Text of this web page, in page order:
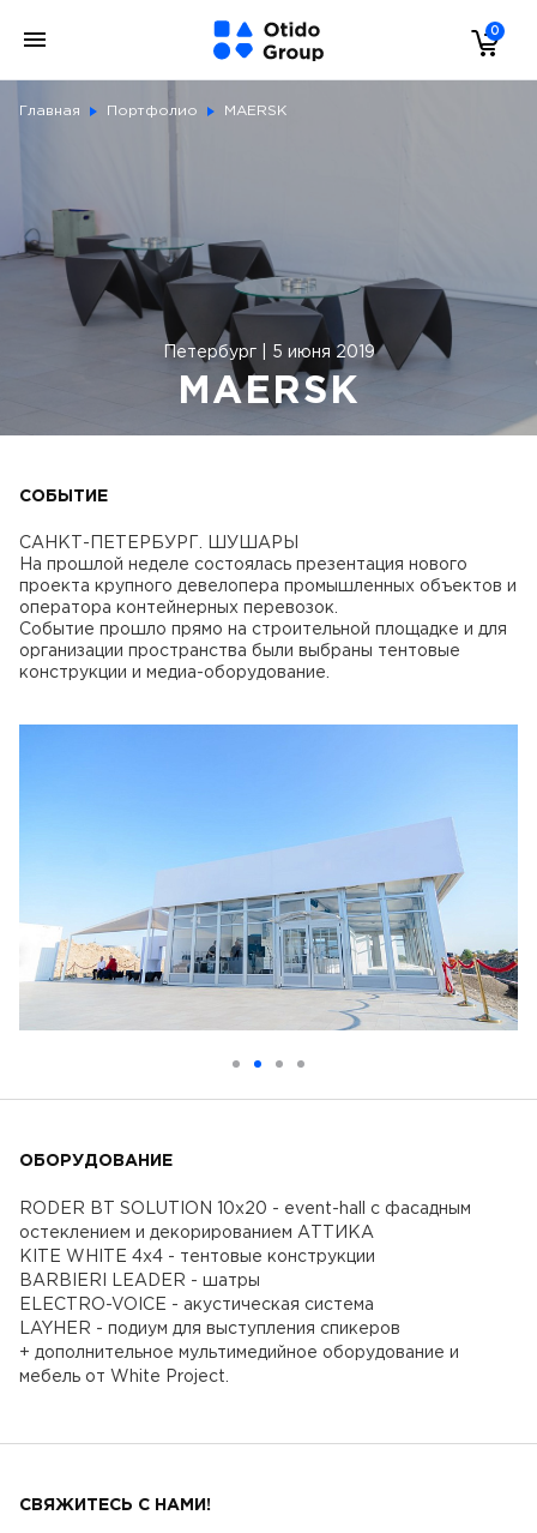
0
Главная Портфолио MAERSK
Петербург | 5 июня 2019
MAERSK
СОБЫТИЕ
САНКТ-ПЕТЕРБУРГ. ШУШАРЫ
На прошлой неделе состоялась презентация нового
проекта крупного девелопера промышленных объектов и
оператора контейнерных перевозок.
Событие прошло прямо на строительной площадке и для
организации пространства были выбраны тентовые
конструкции и медиа-оборудование.
ОБОРУДОВАНИЕ
RODER BT SOLUTION 10x20 - event-hall с фасадным
остеклением и декорированием АТТИКА
KITE WHITE 4x4 - тентовые конструкции
BARBIERI LEADER - шатры
ELECTRO-VOICE - акустическая система
LAYHER - подиум для выступления спикеров
+ дополнительное мультимедийное оборудование и
мебель от White Project.
СВЯЖИТЕСЬ С НАМИ!